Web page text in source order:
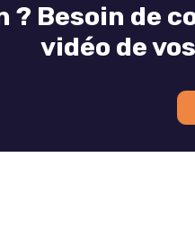
? Besoin de
vidéo de